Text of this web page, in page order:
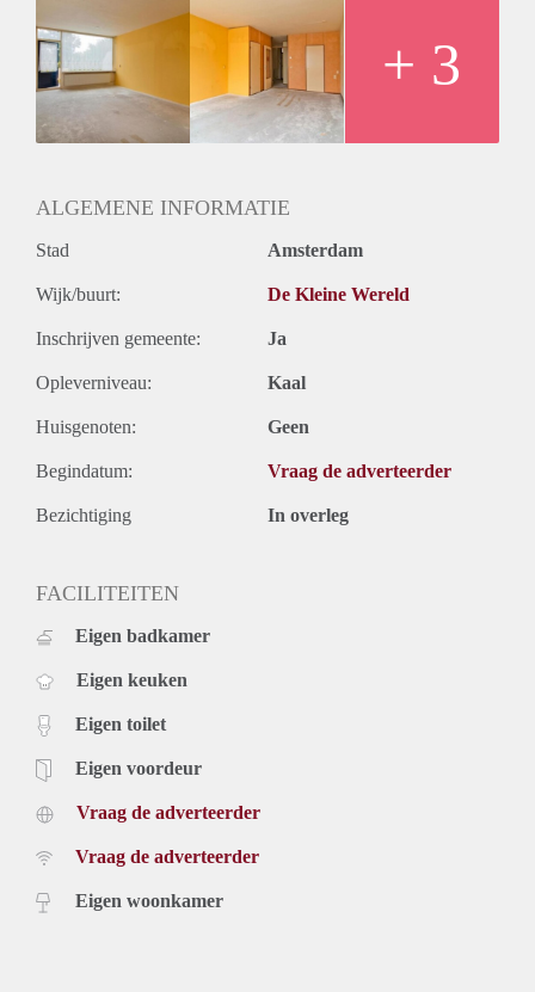
+ 3
ALGEMENE INFORMATIE
Stad Amsterdam
Wijk/buurt: De Kleine Wereld
Inschrijven gemeente: Ja
Opleverniveau: Kaal
Huisgenoten: Geen
Begindatum: Vraag de adverteerder
Bezichtiging In overleg
FACILITEITEN
Eigen badkamer
Eigen keuken
Eigen toilet
Eigen voordeur
Vraag de adverteerder
Vraag de adverteerder
Eigen woonkamer